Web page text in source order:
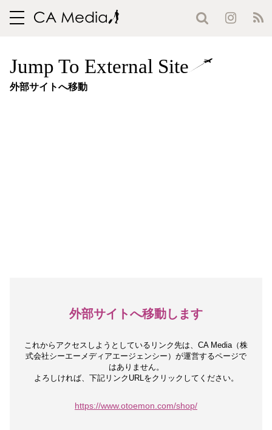
toggle
Jump To External Site
外部サイトへ移動
外部サイトへ移動します
これからアクセスしようとしているリンク先は、 CA Media（株
式会社シーエーメディアエージェンシー）が運営するページで
はありません。
よろしければ、下記リンクURLをクリックしてください。
https://www.otoemon.com/shop/